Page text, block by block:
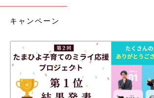
キャンペーン